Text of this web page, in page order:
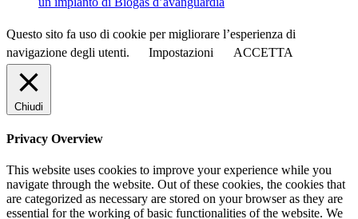
Questo sito fa uso di cookie per migliorare l’esperienza di
navigazione degli utenti.
Impostazioni ACCETTA
Chiudi
Privacy Overview
This website uses cookies to improve your experience while you
navigate through the website. Out of these cookies, the cookies that
are categorized as necessary are stored on your browser as they are
essential for the working of basic functionalities of the website. We